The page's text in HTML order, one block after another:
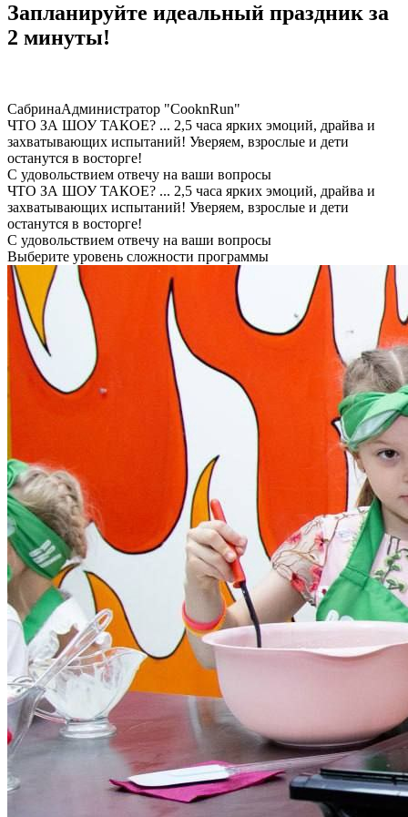
Запланируйте идеальный праздник за
2 минуты!
СабринаАдминистратор "CooknRun"
ЧТО ЗА ШОУ ТАКОЕ? ... 2,5 часа ярких эмоций, драйва и
захватывающих испытаний! Уверяем, взрослые и дети
останутся в восторге!
С удовольствием отвечу на ваши вопросы
ЧТО ЗА ШОУ ТАКОЕ? ... 2,5 часа ярких эмоций, драйва и
захватывающих испытаний! Уверяем, взрослые и дети
останутся в восторге!
С удовольствием отвечу на ваши вопросы
Выберите уровень сложности программы